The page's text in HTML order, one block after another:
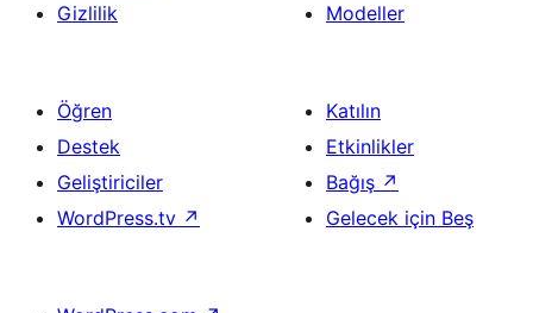
Gizlilik
Modeller
Öğren
Destek
Geliştiriciler
WordPress.tv ↗
Katılın
Etkinlikler
Bağış ↗
Gelecek için Beş